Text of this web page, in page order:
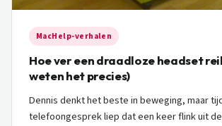
MacHelp-verhalen
Hoe ver een draadloze headset
weten het precies)
Dennis denkt het beste in beweging, maar
telefoongesprek liep dat een keer flink uit de